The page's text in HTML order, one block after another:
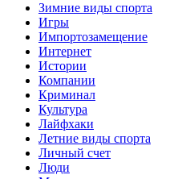
Зимние виды спорта
Игры
Импортозамещение
Интернет
Истории
Компании
Криминал
Культура
Лайфхаки
Летние виды спорта
Личный счет
Люди